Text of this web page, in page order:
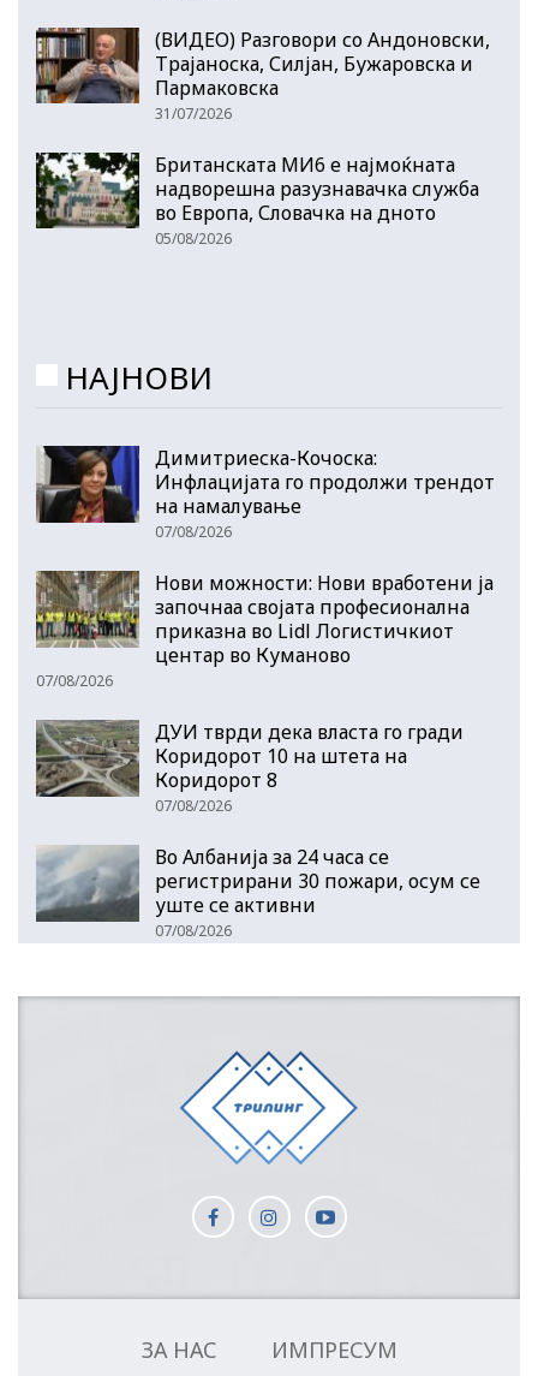
(ВИДЕО) Разговори со Андоновски,
Трајаноска, Силјан, Бужаровска и
Пармаковска
31/07/2026
Британската МИ6 е најмоќната
надворешна разузнавачка служба
во Европа, Словачка на дното
05/08/2026
НАЈНОВИ
Димитриеска-Кочоска:
Инфлацијата го продолжи трендот
на намалување
07/08/2026
Нови можности: Нови вработени ја
започнаа својата професионална
приказна во Lidl Логистичкиот
центар во Куманово
07/08/2026
ДУИ тврди дека власта го гради
Коридорот 10 на штета на
Коридорот 8
07/08/2026
Во Албанија за 24 часа се
регистрирани 30 пожари, осум се
уште се активни
07/08/2026
ЗА НАС ИМПРЕСУМ